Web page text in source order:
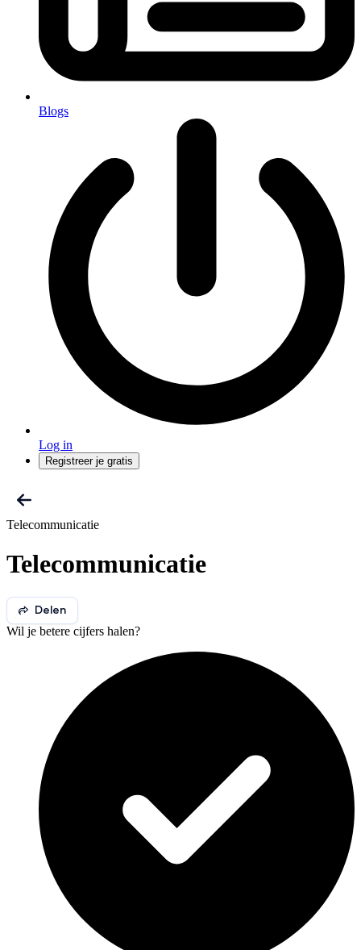
Blogs
Log in
Registreer je gratis
Telecommunicatie
Telecommunicatie
Delen
Wil je betere cijfers halen?